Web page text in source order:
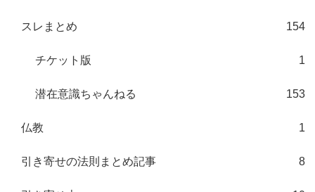
スレまとめ 154
チケット版 1
潜在意識ちゃんねる 153
仏教 1
引き寄せの法則まとめ記事 8